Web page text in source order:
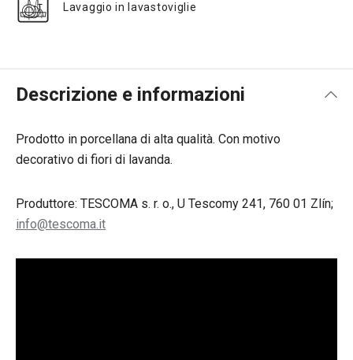
Lavaggio in lavastoviglie
Descrizione e informazioni
Prodotto in porcellana di alta qualità. Con motivo
decorativo di fiori di lavanda.
Produttore: TESCOMA s. r. o., U Tescomy 241, 760 01 Zlín;
info@tescoma.it